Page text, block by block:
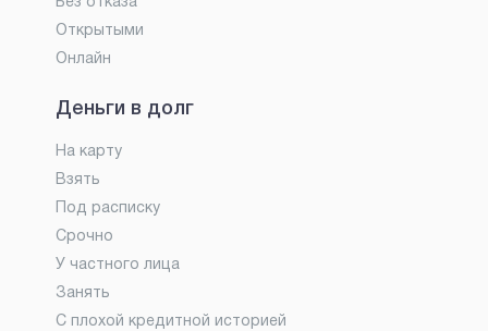
Без отказа
Открытыми
Онлайн
Деньги в долг
На карту
Взять
Под расписку
Срочно
У частного лица
Занять
С плохой кредитной историей